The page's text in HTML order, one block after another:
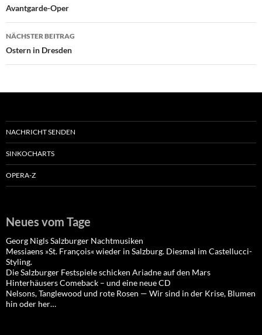
Avantgarde-Oper
NÄCHSTER BEITRAG
Ostern in Dresden
NACHRICHT SENDEN
SINKOCHARTS
OPERA-Z
Neues vom Tage
Georg Nigls Salzburger Nachtmusiken
Messiaens »St. François« wieder in Salzburg. Diesmal im Castellucci-
Styling.
Die Salzburger Festspiele schicken Ariadne auf den Mars
Hinterhäusers Comeback – und eine neue CD
Nelsons, Tanglewood und rote Rosen — Wir sind in der Krise, Blumen
hin oder her…